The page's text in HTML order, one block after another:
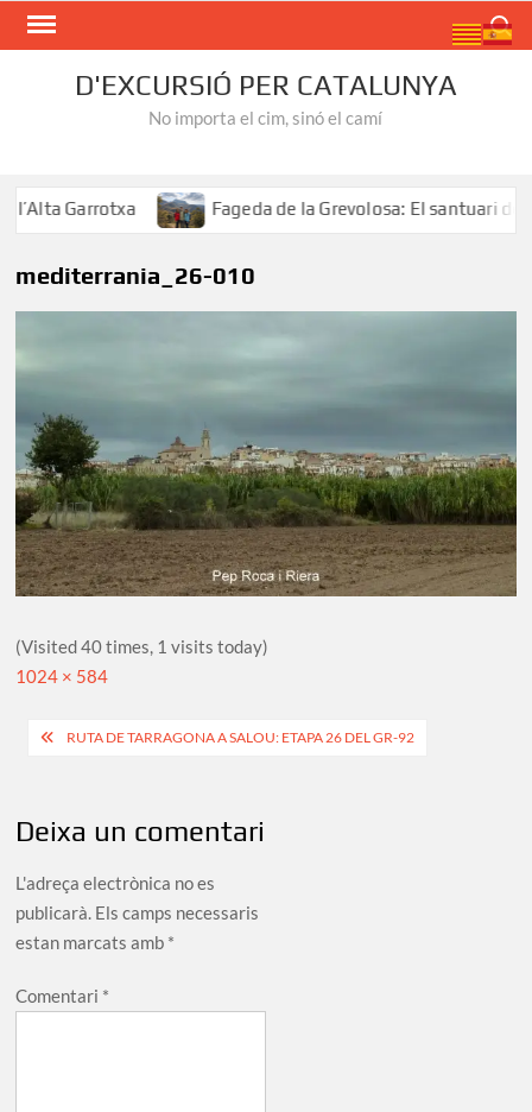
Skip
D'EXCURSIÓ PER CATALUNYA
No importa el cim, sinó el camí
Garrotxa Fageda de la Grevolosa: El santuari dels
mediterrania_26-010
(Visited 40 times, 1 visits today)
Full
1024 × 584
Navegació
RUTA DE TARRAGONA A SALOU: ETAPA 26 DEL GR-92
Deixa un comentari
L'adreça electrònica no es
publicarà. Els camps necessaris
estan marcats amb *
Comentari *